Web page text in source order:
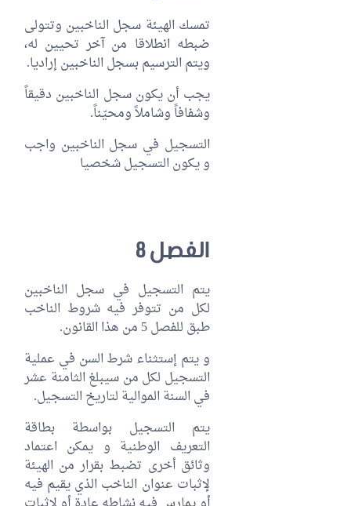
تمسك الهيئة سجل الناخبين وتتولى
ضبطه انطلاقا من آخر تحيين له،
ويتم الترسيم بسجل الناخبين إراديا.
يجب أن يكون سجل الناخبين دقيقاً
وشفافاً وشاملاً ومحيّناً.
التسجيل في سجل الناخبين واجب
و يكون التسجيل شخصيا
الفصل 8
يتم التسجيل في سجل الناخبين
لكل من تتوفر فيه شروط الناخب
طبق للفصل 5 من هذا القانون.
و يتم إستثناء شرط السن في عملية
التسجيل لكل من سيبلغ الثامنة عشر
في السنة الموالية لتاريخ التسجيل.
يتم التسجيل بواسطة بطاقة
التعريف الوطنية و يمكن اعتماد
وثائق أخرى تضبط بقرار من الهيئة
لإثبات عنوان الناخب الذي يقيم فيه